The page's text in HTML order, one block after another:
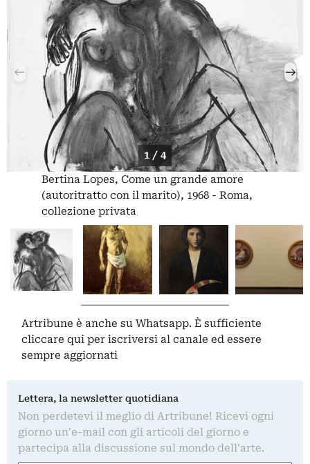
1 / 4
Bertina Lopes, Come un grande amore
(autoritratto con il marito), 1968 - Roma,
collezione privata
Artribune è anche su Whatsapp. È sufficiente
cliccare qui per iscriversi al canale ed essere
sempre aggiornati
Lettera, la newsletter quotidiana
Non perdetevi il meglio di Artribune! Ricevi ogni
giorno un'e-mail con gli articoli del giorno e
partecipa alla discussione sul mondo dell'arte.